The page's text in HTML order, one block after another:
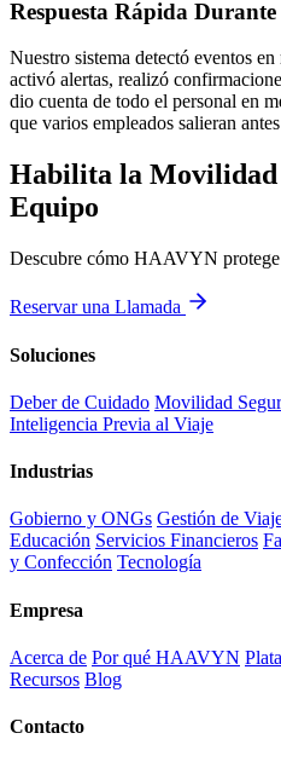
Respuesta Rápida
Nuestro sistema detectó eventos
activó alertas, realizó
dio cuenta de todo el personal en
que varios empleados salieran
Habilita la Movilidad
Equipo
Descubre cómo HAAVYN
Reservar una Llamada
Soluciones
Deber de Cuidado Movilidad
Inteligencia Previa al Viaje
Industrias
Gobierno y ONGs Gestión de
Educación Servicios Financieros
y Confección Tecnología
Empresa
Acerca de Por qué HAAVYN
Recursos Blog
Contacto